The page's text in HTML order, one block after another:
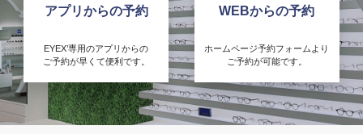
アプリからの予約
EYEX’専用のアプリからの
ご予約が早くて便利です。
WEBからの予約
ホームページ予約フォームより
ご予約が可能です。